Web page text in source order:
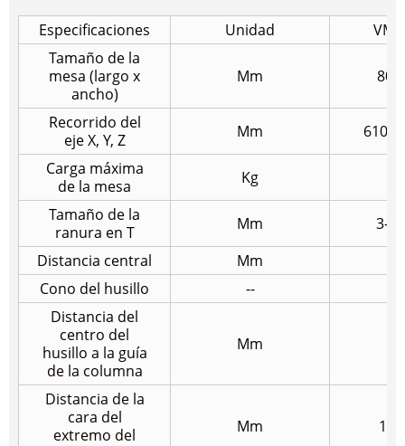
Especificaciones Unidad
Tamaño de la
mesa (largo x
ancho)
Mm
Recorrido del
eje X, Y, Z
Mm
610/
Carga máxima
de la mesa
Kg
Tamaño de la
ranura en T
Mm
3-
Distancia central
Mm
Cono del husillo
--
Distancia del
centro del
husillo a la guía
de la columna
Mm
Distancia de la
cara del
extremo del
Mm